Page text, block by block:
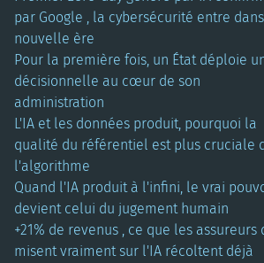
par Google , la cybersécurité entre
nouvelle ère
Pour la première fois, un État déploie
décisionnelle au cœur de son
administration
L'IA et les données produit, pourquoi la
qualité du référentiel est plus cruciale
l'algorithme
Quand l'IA produit à l'infini, le vrai
devient celui du jugement humain
+21% de revenus , ce que les assureurs
misent vraiment sur l'IA récoltent déjà